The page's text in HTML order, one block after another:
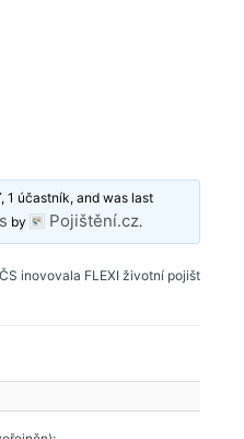
1 účastník, and was last
by Pojištění.cz.
inovovala FLEXI životní pojištění